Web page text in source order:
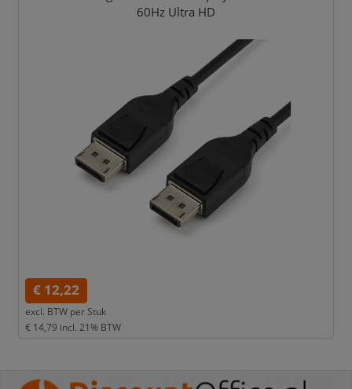
60Hz Ultra HD
€ 12,22
excl. BTW per Stuk
€ 14,79 incl. 21% BTW